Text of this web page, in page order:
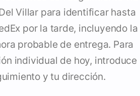
Villar para identificar hasta
por la tarde, incluyendo la
probable de entrega. Para
individual de hoy, introduce
y tu dirección.